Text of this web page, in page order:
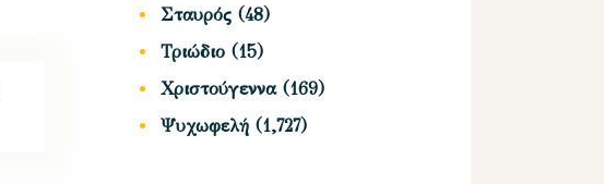
Σταυρός (48)
Τριώδιο (15)
Χριστούγεννα(169)
Ψυχωφελή (1,727)